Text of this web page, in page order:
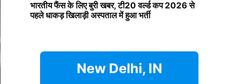
भारतीय फैंस के लिए बुरी खबर, टी20 वर्ल्ड कप 2026 से
पहले धाकड़ खिलाड़ी अस्पताल में हुआ भर्ती
New Delhi, IN